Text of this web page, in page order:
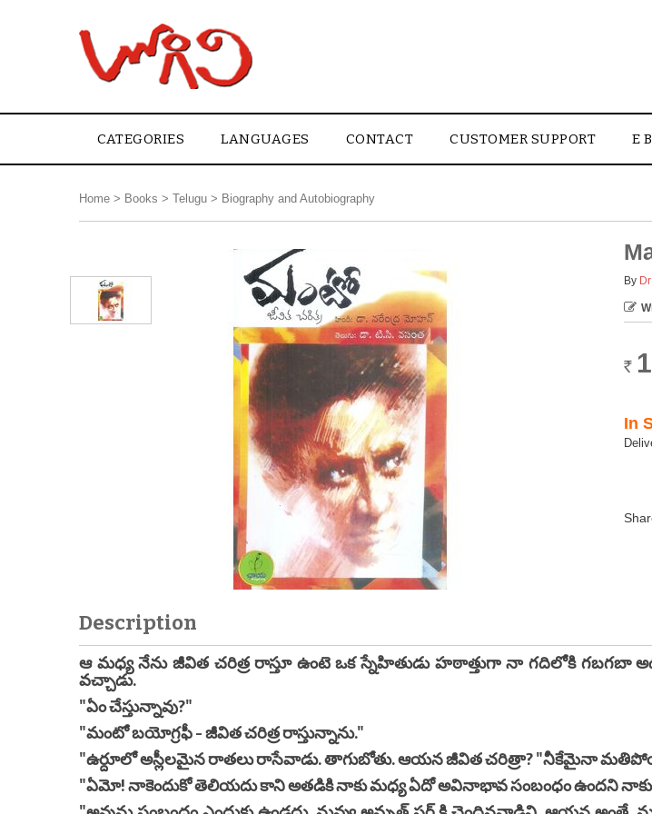
CATEGORIES LANGUAGES CONTACT CUSTOMER SUPPORT E
Home > Books > Telugu > Biography and Autobiography
By
Rs.
In
Description
ఆ మధ్య నేను జీవిత చరిత్ర రాస్తూ ఉంటె ఒక స్నేహితుడు హఠాత్తుగా నా గదిలోకి గబగబా
వచ్చాడు.
"ఏం చేస్తున్నావు?"
"మంటో బయోగ్రఫీ - జీవిత చరిత్ర రాస్తున్నాను."
"ఉర్దూలో అస్లీలమైన రాతలు రాసేవాడు. తాగుబోతు. ఆయన జీవిత చరిత్రా? "నీకేమైనా
"ఏమో! నాకెందుకో తెలియదు కాని అతడికి నాకు మధ్య ఏదో అవినాభావ సంబంధం ఉందని నాకు